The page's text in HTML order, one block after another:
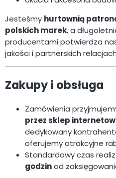
Jesteśmy hurtownią
polskich marek, a
producentami potwierdza
jakości i partnerskich
Zakupy i obsługa
Zamówienia
przez sklep
dedykowany
oferujemy atrakcyjne
Standardowy czas
godzinod